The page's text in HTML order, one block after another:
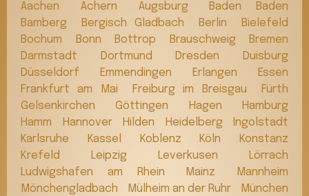
Aachen Achern Augsburg
Baden Baden
Bamberg
Bergisch Gladbach Berlin
Bielefeld
Bochum
Bonn Bottrop Brauschweig
Bremen
Darmstadt
Dortmund Dresden
Duisburg
Düsseldorf
Emmendingen Erlangen
Essen
Frankfurt am Mai
Freiburg im Breisgau
Fürth
Gelsenkirchen
Göttingen Hagen
Hamburg
Hamm
Hannover Hilden Heidelberg
Ingolstadt
Karlsruhe
Kassel Koblenz Köln
Konstanz
Krefeld
Leipzig Leverkusen
Lörrach
Ludwigshafen am Rhein
Mainz
Mannheim
Mönchengladbach
Mülheim an der Ruhr
München